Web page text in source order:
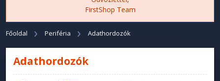
FirstShop Team
Főoldal Periféria Adathordozók
Adathordozók